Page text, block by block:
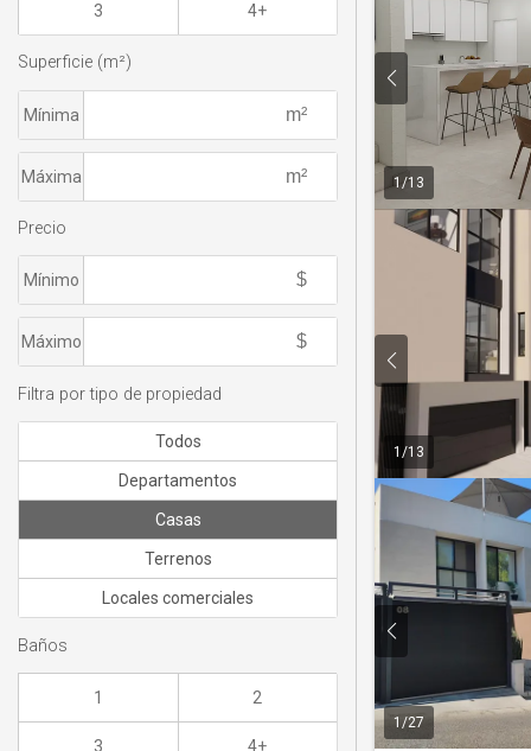
1 /13
1 /13
1 /27
3 4+
Superficie (m²)
Mínima
Máxima
Precio
Mínimo
Máximo
Filtra por tipo de propiedad
Todos
Departamentos
Casas
Terrenos
Locales comerciales
Baños
1 2
3 4+